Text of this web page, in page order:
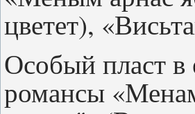
цветет),
Особый пласт в
романсы